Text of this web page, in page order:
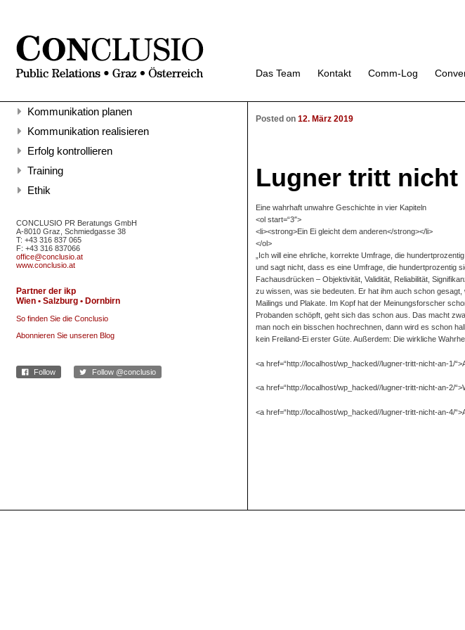
Das Team Kontakt Comm-Log
Kommunikation planen
Kommunikation realisieren
Erfolg kontrollieren
Training
Ethik
CONCLUSIO PR Beratungs GmbH
A-8010 Graz, Schmiedgasse 38
T: +43 316 837 065
F: +43 316 837066
office@conclusio.at
www.conclusio.at
Partner der ikp
Wien • Salzburg • Dornbirn
So finden Sie die Conclusio
Abonnieren Sie unseren Blog
Follow Follow @conclusio
Lugner tritt nicht
Posted on 12. März 2019
Eine wahrhaft unwahre Geschichte in vier Kapiteln
<ol start=“3″>
<li><strong>Ein Ei gleicht dem anderen</strong></li>
</ol>
„Ich will eine ehrliche, korrekte Umfrage, die
und sagt nicht, dass es eine Umfrage, die hundertprozentig
Fachausdrücken – Objektivität, Validität, Reliabilität,
zu wissen, was sie bedeuten. Er hat ihm auch schon
Mailings und Plakate. Im Kopf hat der Meinungsforscher
Probanden schöpft, geht sich das schon aus. Das macht
man noch ein bisschen hochrechnen, dann wird es schon
kein Freiland-Ei erster Güte. Außerdem: Die wirkliche
<a href=“http://localhost/wp_hacked//lugner-tritt-nicht-an-1/
<a href=“http://localhost/wp_hacked//lugner-tritt-nicht-an-2/
<a href=“http://localhost/wp_hacked//lugner-tritt-nicht-an-4/